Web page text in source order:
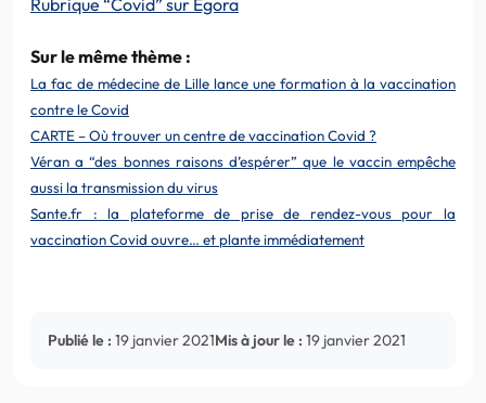
Sur le même thème :
La fac de médecine de Lille lance une formation à la vaccination
contre le Covid
CARTE – Où trouver un centre de vaccination Covid ?
Véran a “des bonnes raisons d’espérer” que le vaccin empêche
aussi la transmission du virus
Sante.fr : la plateforme de prise de rendez-vous pour la
vaccination Covid ouvre… et plante immédiatement
Publié le : 19 janvier 2021Mis à jour le : 19 janvier 2021